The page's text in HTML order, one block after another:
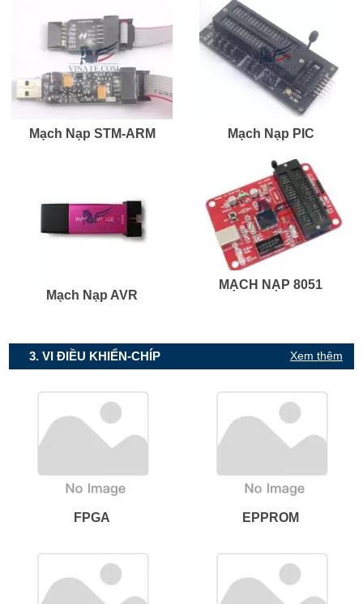
Mạch Nạp STM-ARM Mạch Nạp PIC
Mạch Nạp AVR
MẠCH NẠP 8051
3. VI ĐIỀU KHIỂN-CHÍP Xem thêm
FPGA EPPROM